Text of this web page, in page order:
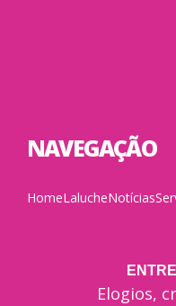
NAVEGAÇÃO
HomeLalucheNotícias
Elogios,